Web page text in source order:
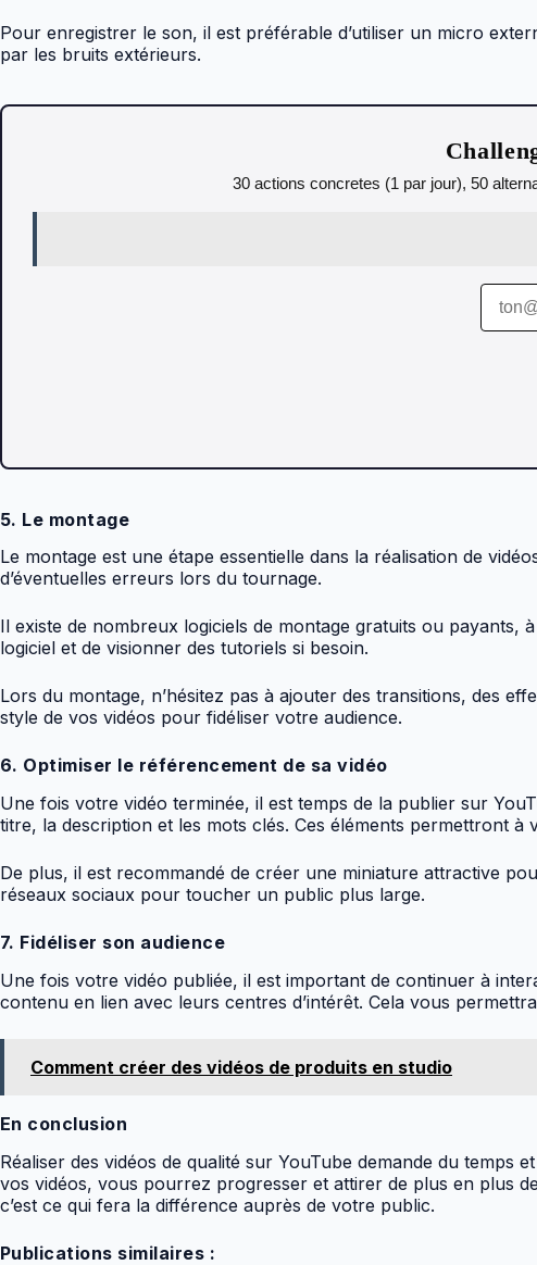
Pour enregistrer le son, il est préférable d’utiliser un micro
par les bruits extérieurs.
30 actions concretes (1 par jour), 50
5. Le montage
Le montage est une étape essentielle dans la réalisation de
d’éventuelles erreurs lors du tournage.
Il existe de nombreux logiciels de montage gratuits ou
logiciel et de visionner des tutoriels si besoin.
Lors du montage, n’hésitez pas à ajouter des transitions, des
style de vos vidéos pour fidéliser votre audience.
6. Optimiser le référencement de sa vidéo
Une fois votre vidéo terminée, il est temps de la publier sur
titre, la description et les mots clés. Ces éléments permettront à
De plus, il est recommandé de créer une miniature attractive
réseaux sociaux pour toucher un public plus large.
7. Fidéliser son audience
Une fois votre vidéo publiée, il est important de continuer à
contenu en lien avec leurs centres d’intérêt. Cela vous
Comment créer des vidéos de produits en studio
En conclusion
Réaliser des vidéos de qualité sur YouTube demande du temps
vos vidéos, vous pourrez progresser et attirer de plus en plus
c’est ce qui fera la différence auprès de votre public.
Publications similaires :